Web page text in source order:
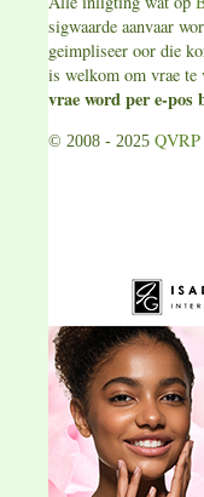
sigwaarde aanvaar
geimpliseer oor die
is welkom om vrae te
vrae word per e-pos
© 2008 - 2025 QVRP